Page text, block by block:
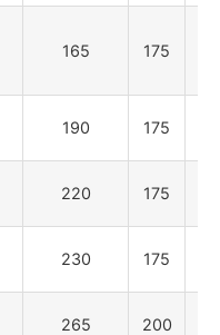
165 175
190 175
220 175
230 175
265 200